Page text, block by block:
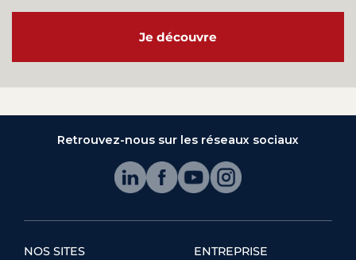
Je découvre
Retrouvez-nous sur les réseaux sociaux
NOS SITES
ENTREPRISE